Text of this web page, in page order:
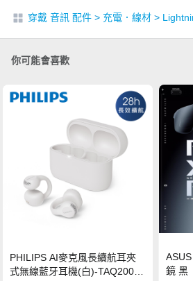
穿戴 音訊 配件 > 充電．線材 >
你可能會喜歡
PHILIPS AI麥克風長續航耳夾
式無線藍牙耳機(白)-TAQ2000
鏡 黑